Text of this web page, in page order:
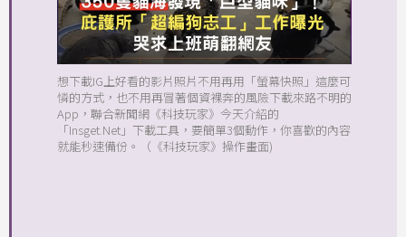
想下載IG上好看的影片照片不用再用「螢幕快照」這麼可
憐的方式，也不用再冒著個資裸奔的風險下載來路不明的
App，聯合新聞網《科技玩家》今天介紹的
「Insget.Net」下載工具，要簡單3個動作，你喜歡的內容
就能秒速備份。（《科技玩家》操作畫面)